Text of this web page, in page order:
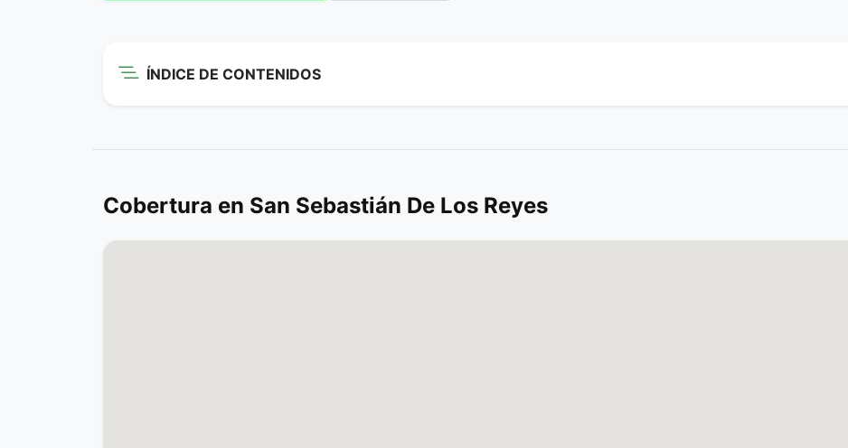
ÍNDICE DE CONTENIDOS
Cobertura en San Sebastián De Los Reyes